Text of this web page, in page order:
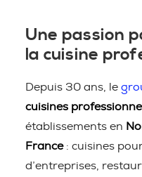
Une passion
la cuisine
Depuis 30 ans, le
cuisines
établissements en
France: cuisines
d’entreprises,